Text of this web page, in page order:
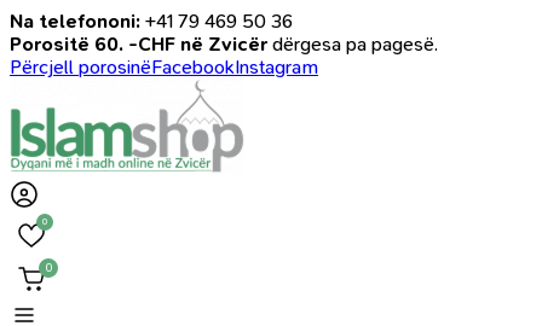
Na telefononi: +41 79 469 50 36
Porositë 60. -CHF në Zvicër dërgesa pa pagesë.
Përcjell porosinëFacebookInstagram
0
0